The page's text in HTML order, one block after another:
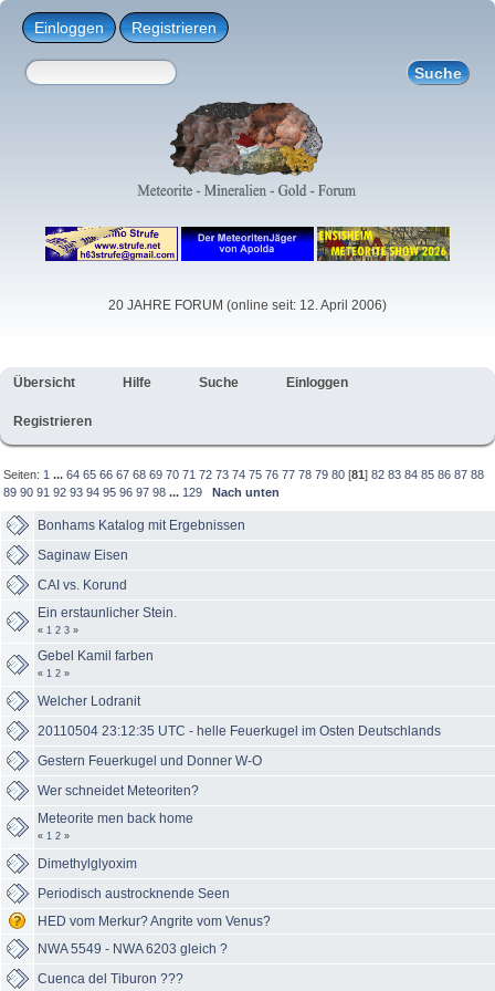
Einloggen Registrieren
20 JAHRE FORUM (online seit: 12. April 2006)
Übersicht Hilfe Suche Einloggen
Registrieren
Seiten: 1 ...64 65 66 67 68 69 70 71 72 73 74 75 76 77 78 79 80 [81]82 83 84 85 86 87 88
89 90 91 92 93 94 95 96 97 98 ... 129 Nach unten
Bonhams Katalog mit Ergebnissen
Saginaw Eisen
CAI vs. Korund
Ein erstaunlicher Stein.
« 1 2 3 »
Gebel Kamil farben
« 1 2 »
Welcher Lodranit
20110504 23:12:35 UTC - helle Feuerkugel im Osten Deutschlands
Gestern Feuerkugel und Donner W-O
Wer schneidet Meteoriten?
Meteorite men back home
« 1 2 »
Dimethylglyoxim
Periodisch austrocknende Seen
HED vom Merkur? Angrite vom Venus?
NWA 5549 - NWA 6203 gleich ?
Cuenca del Tiburon ???